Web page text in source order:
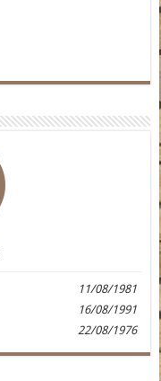
11/08/1981
16/08/1991
22/08/1976